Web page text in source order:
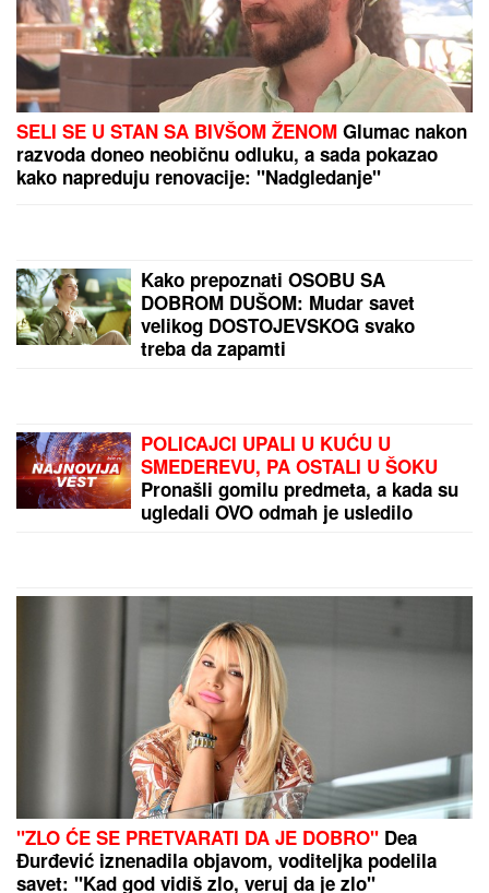
Sakića tvrdi da joj pevač dolazi u
snove!